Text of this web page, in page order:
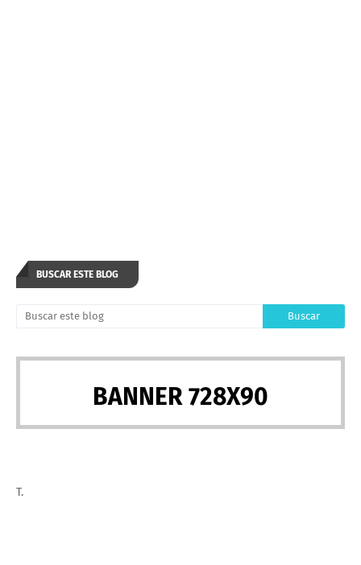
BUSCAR ESTE BLOG
BANNER 728X90
T.